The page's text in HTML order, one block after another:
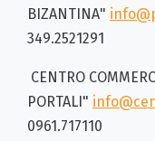
BIZANTINA"
349.2521291
CENTRO
PORTALI"
0961.717110